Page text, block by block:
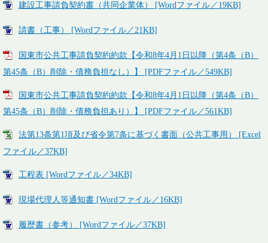
建設工事請負契約書（共同企業体） [Wordファイル／19KB]
請書（工事） [Wordファイル／21KB]
国東市公共工事請負契約約款【令和8年4月1日以降（第4条（B）
第45条（B）削除・債務負担なし）】 [PDFファイル／549KB]
国東市公共工事請負契約約款【令和8年4月1日以降（第4条（B）
第45条（B）削除・債務負担あり）】 [PDFファイル／561KB]
法第13条第1項及び省令第7条に基づく書面（公共工事用） [Excel
ファイル／37KB]
工程表 [Wordファイル／34KB]
現場代理人等通知書 [Wordファイル／16KB]
履歴書（参考） [Wordファイル／37KB]